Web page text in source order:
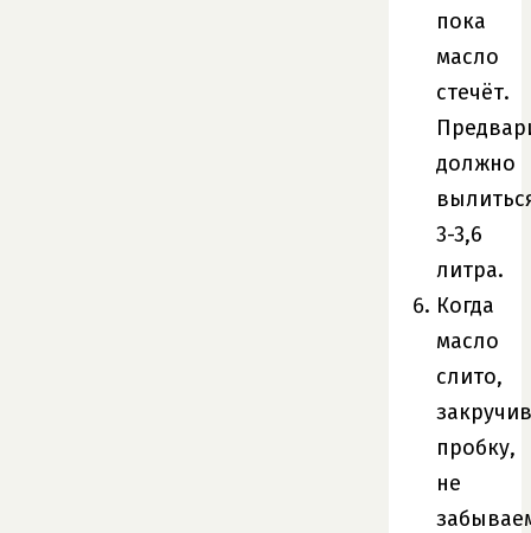
пока
масло
стечёт.
должно
3-3,6
литра.
Когда
масло
слито,
пробку,
не